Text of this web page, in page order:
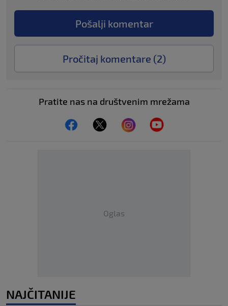
Pošalji komentar
Pročitaj komentare (2)
Pratite nas na društvenim mrežama
Oglas
NAJČITANIJE